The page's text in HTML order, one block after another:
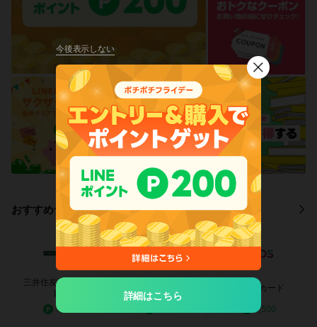
おすすめサービス
三井住友カード（N
L）
1,500
ルド（NL）
エポスカード
1,500
今後表示しない
閉
詳細はこちら